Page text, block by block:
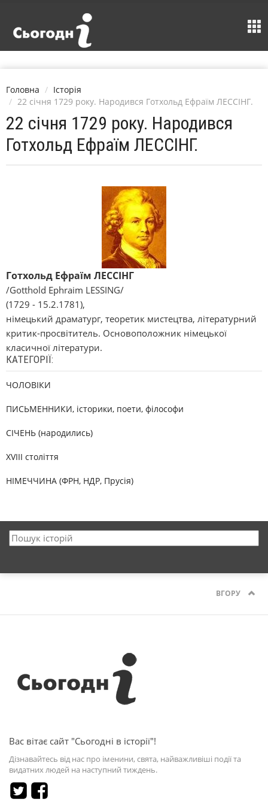
Головна
Історія
22 січня 1729 року. Народився Готхольд Ефраїм ЛЕССІНГ.
22 січня 1729 року. Народився
Готхольд Ефраїм ЛЕССІНГ.
Готхольд Ефраїм ЛЕССІНГ
/Gotthold Ephraim LESSING/
(1729 - 15.2.1781),
німецький драматург, теоретик мистецтва, літературний
критик-просвітитель. Основоположник німецької
класичної літератури.
КАТЕГОРІЇ:
ЧОЛОВІКИ
ПИСЬМЕННИКИ, історики, поети, філософи
СІЧЕНЬ (народились)
XVIII століття
НІМЕЧЧИНА (ФРН, НДР, Прусія)
ВГОРУ
Вас вітає сайт "Сьогодні в історії"!
Дізнавайтесь від нас про іменини, свята, найважливіші події та
видатних людей на наступний тиждень.